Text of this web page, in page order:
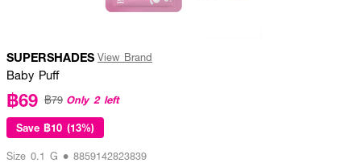
SUPERSHADES View Brand
Baby Puff
฿69 ฿79 Only 2 left
Save ฿10 (13%)
Size 0.1 G • 8859142823839